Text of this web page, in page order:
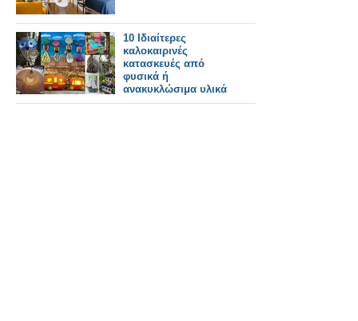
10 Ιδιαίτερες
καλοκαιρινές
κατασκευές από
φυσικά ή
ανακυκλώσιμα υλικά